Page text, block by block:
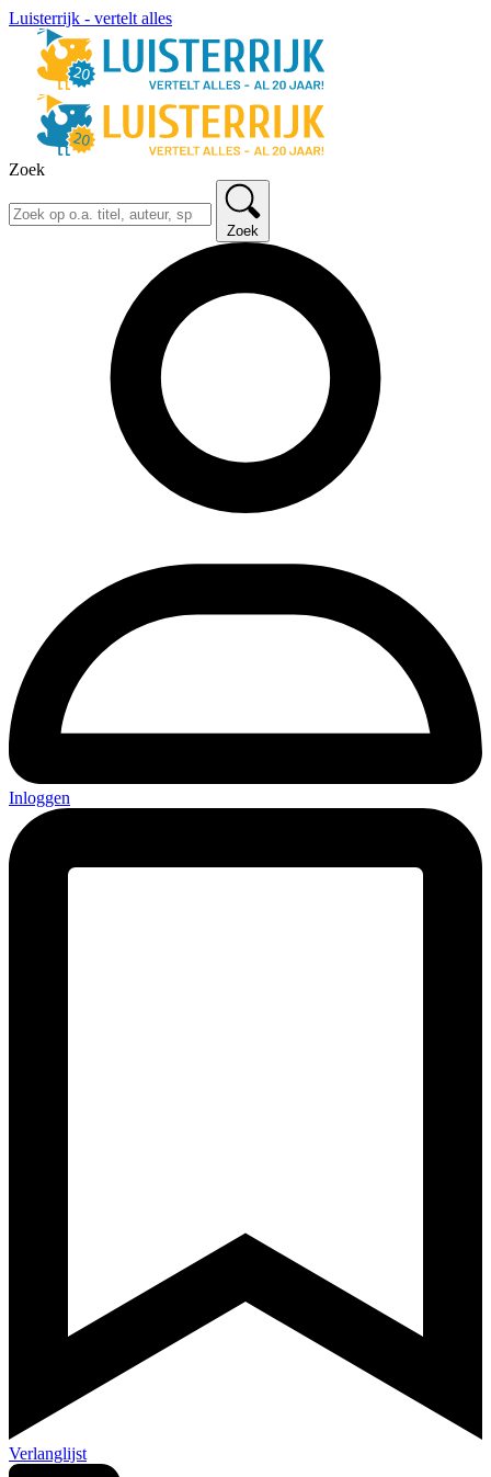
Luisterrijk - vertelt alles
Zoek
Zoek
Inloggen
Verlanglijst